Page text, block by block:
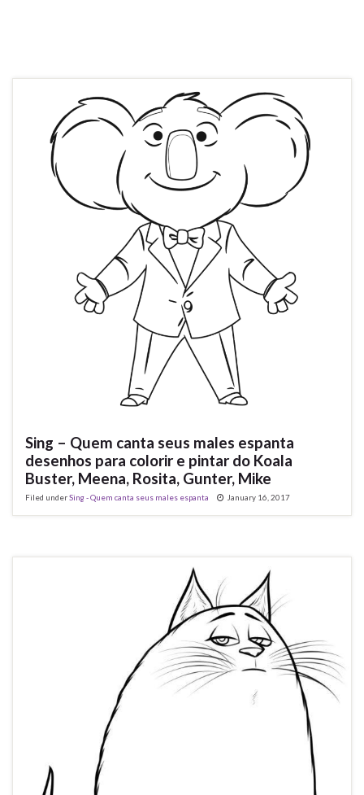
Sing – Quem canta seus males espanta
desenhos para colorir e pintar do Koala
Buster, Meena, Rosita, Gunter, Mike
Filed underSing - Quem canta seus males espanta January 16, 2017